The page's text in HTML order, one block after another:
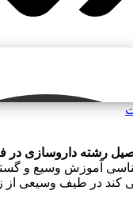
رشته داروسازی در
آموزش وسیع و
کند در طیف وسیعی از